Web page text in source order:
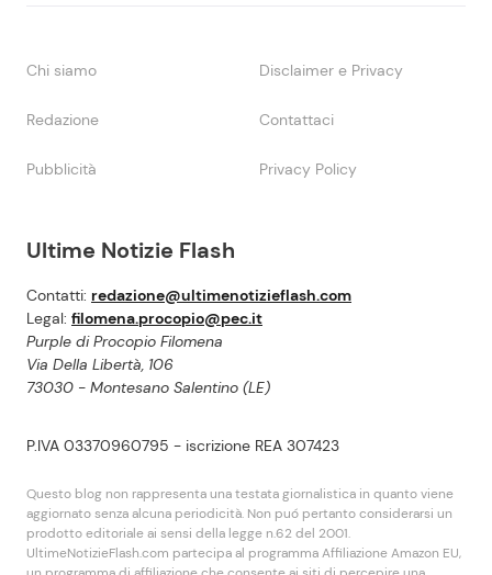
Ultime Notizie Flash
Contatti: redazione@ultimenotizieflash.com
Legal: filomena.procopio@pec.it
Purple di Procopio Filomena
Via Della Libertà, 106
73030 - Montesano Salentino (LE)
P.IVA 03370960795 - iscrizione REA 307423
Questo blog non rappresenta una testata giornalistica in quanto viene
aggiornato senza alcuna periodicità. Non puó pertanto considerarsi un
prodotto editoriale ai sensi della legge n.62 del 2001.
UltimeNotizieFlash.com partecipa al programma Affiliazione Amazon EU,
Chi siamo Disclaimer e Privacy
Redazione Contattaci
Pubblicità Privacy Policy